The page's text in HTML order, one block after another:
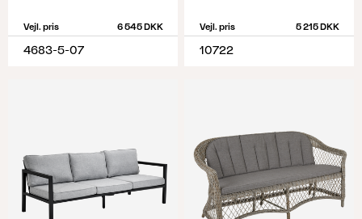
Vejl. pris 6 545 DKK
4683-5-07
Vejl. pris 5 215 DKK
10722